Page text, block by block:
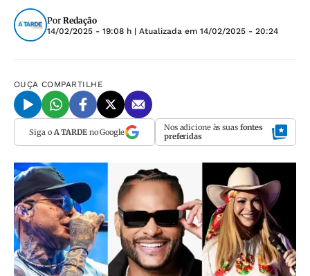
Por Redação
14/02/2025 - 19:08 h | Atualizada em 14/02/2025 - 20:24
OUÇA COMPARTILHE
Siga o A TARDEno Google Nos adicione às suas fontes
preferidas